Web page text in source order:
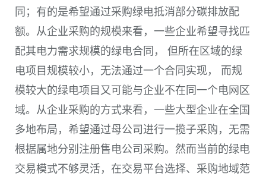
同；有的是希望通过采购绿电抵消部分碳排放配
额。从企业采购的规模来看，一些企业希望寻找匹
配其电力需求规模的绿电合同， 但所在区域的绿
电项目规模较小，无法通过一个合同实现， 而规
模较大的绿电项目又可能与企业不在同一个电网区
域。从企业采购的方式来看，一些大型企业在全国
多地布局，希望通过母公司进行一揽子采购，无需
根据属地分别注册售电公司采购。然而当前的绿电
交易模式不够灵活，在交易平台选择、采购地域范